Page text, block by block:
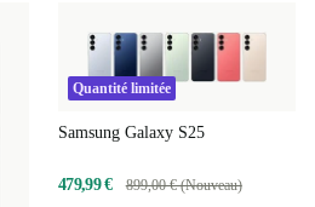
Quantité limitée
Samsung Galaxy S25
479,99 € 899,00 € (Nouveau)